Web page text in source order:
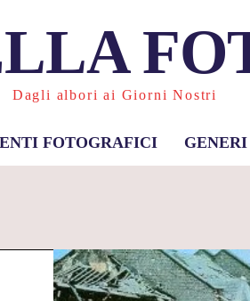
Dagli albori ai Giorni Nostri
FOTOGRAFICI